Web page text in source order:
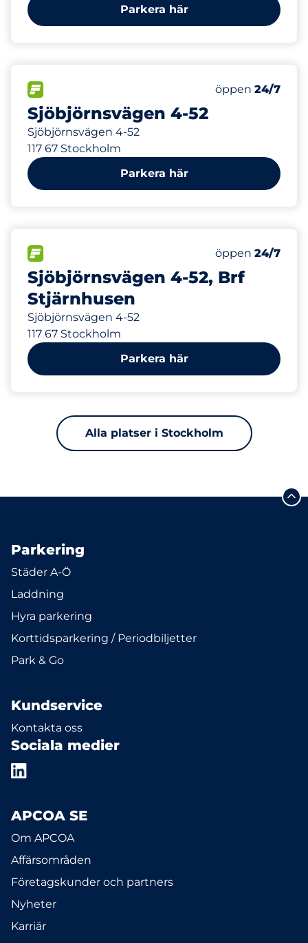
Parkera här
Sjöbjörnsvägen 4-52
Sjöbjörnsvägen 4-52
117 67 Stockholm
Antal
Totalt antal
Torsdag&nbsp
öppen 24/7
566 m
Parkera här
Sjöbjörnsvägen 4-52, Brf
Stjärnhusen
Sjöbjörnsvägen 4-52
117 67 Stockholm
Antal
Totalt antal
Torsdag&nbsp
öppen 24/7
566 m
Parkera här
Alla platser i Stockholm
Parkering
Städer A-Ö
Laddning
Hyra parkering
Korttidsparkering / Periodbiljetter
Park & Go
Kundservice
Kontakta oss
Sociala medier
APCOA SE
Om APCOA
Affärsområden
Företagskunder och partners
Nyheter
Karriär